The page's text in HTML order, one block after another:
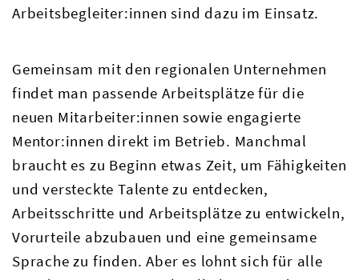
Arbeitsbegleiter:innen sind dazu im Einsatz.
Gemeinsam mit den regionalen Unternehmen
findet man passende Arbeitsplätze für die
neuen Mitarbeiter:innen sowie engagierte
Mentor:innen direkt im Betrieb. Manchmal
braucht es zu Beginn etwas Zeit, um Fähigkeiten
und versteckte Talente zu entdecken,
Arbeitsschritte und Arbeitsplätze zu entwickeln,
Vorurteile abzubauen und eine gemeinsame
Sprache zu finden. Aber es lohnt sich für alle